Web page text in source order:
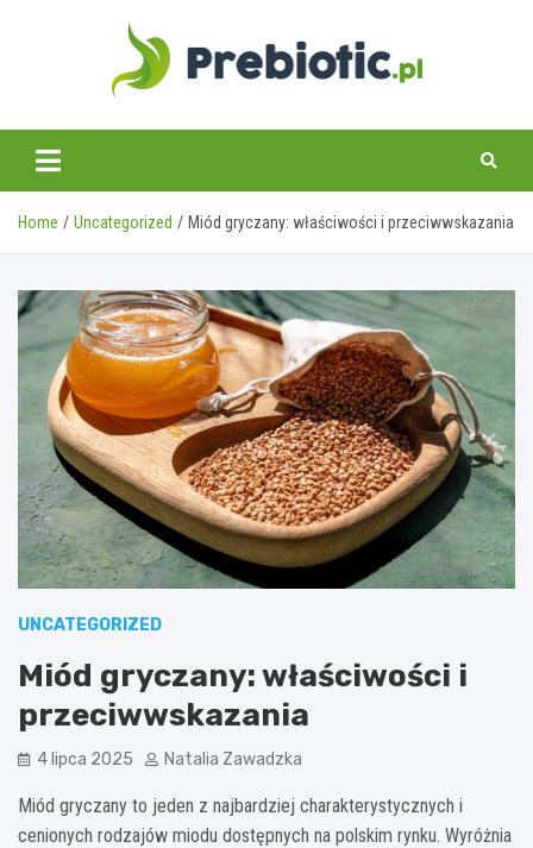
prebiotic.pl
Home Uncategorized Miód gryczany: właściwości i przeciwwskazania
UNCATEGORIZED
Miód gryczany: właściwości i
przeciwwskazania
4 lipca 2025 Natalia Zawadzka
Miód gryczany to jeden z najbardziej charakterystycznych i
cenionych rodzajów miodu dostępnych na polskim rynku. Wyróżnia